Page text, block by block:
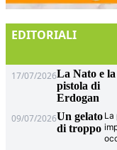
EDITORIALI
17/07/2026La Nato e la
pistola di
Erdogan
09/07/2026Un gelato
di troppo
La